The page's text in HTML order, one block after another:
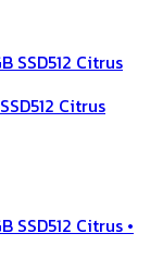
Citrus